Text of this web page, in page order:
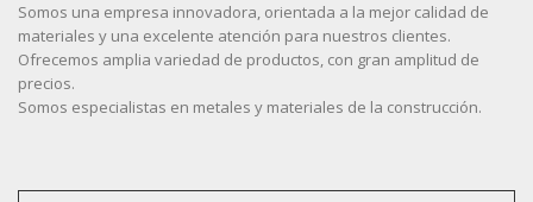
Somos una empresa innovadora, orientada a la mejor calidad de
materiales y una excelente atención para nuestros clientes.
Ofrecemos amplia variedad de productos, con gran amplitud de
precios.
Somos especialistas en metales y materiales de la construcción.